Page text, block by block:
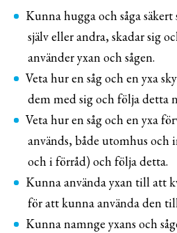
Kunna hugga och såga
själv eller andra, skadar sig
använder yxan och sågen.
Veta hur en såg och en yxa
dem med sig och följa detta
Veta hur en såg och en yxa
används, både utomhus och
och i förråd) och följa detta.
Kunna använda yxan till att
för att kunna använda den
Kunna namnge yxans och